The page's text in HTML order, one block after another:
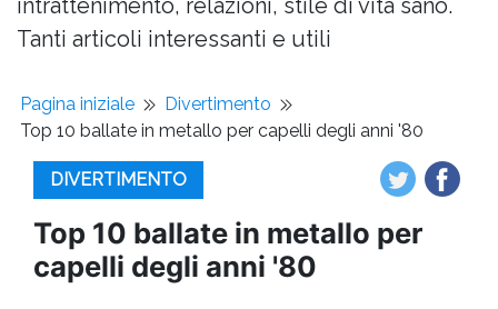
intrattenimento, relazioni, stile di vita sano.
Tanti articoli interessanti e utili
Pagina iniziale
Divertimento
Top 10 ballate in metallo per capelli degli anni '80
DIVERTIMENTO
Top 10 ballate in metallo per
capelli degli anni '80